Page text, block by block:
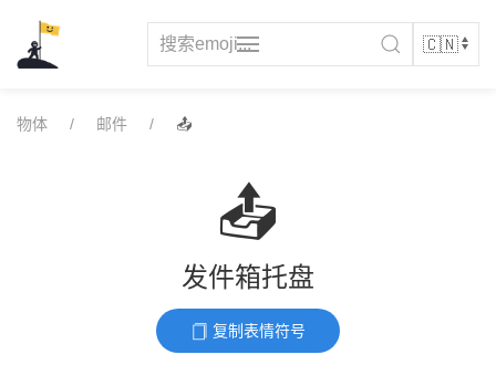
content
物体 邮件 📤
📤
发件箱托盘
复制表情符号